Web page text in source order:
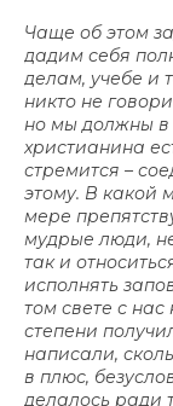
Чаще об этом
дадим себя
делам, учебе и
никто не
но мы должны в
христианина
стремится –
этому. В какой
мере
мудрые люди,
так и
исполнять
том свете с
степени
написали,
в плюс,
делалось ради